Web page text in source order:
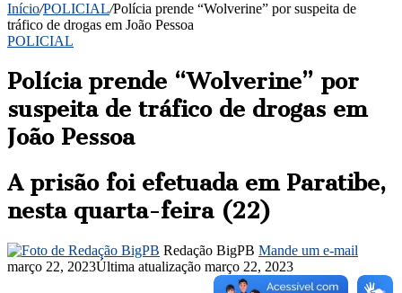
Início/POLICIAL/Polícia prende “Wolverine” por suspeita de
tráfico de drogas em João Pessoa
POLICIAL
Polícia prende “Wolverine” por
suspeita de tráfico de drogas em
João Pessoa
A prisão foi efetuada em Paratibe,
nesta quarta-feira (22)
Redação BigPB Mande um e-mail
março 22, 2023Última atualização março 22, 2023